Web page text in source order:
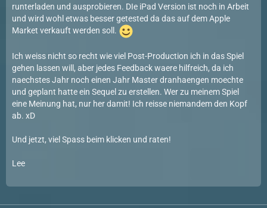
runterladen und ausprobieren. DIe iPad Version ist noch in Arbeit
und wird wohl etwas besser getested da das auf dem Apple
Market verkauft werden soll.
Ich weiss nicht so recht wie viel Post-Production ich in das Spiel
gehen lassen will, aber jedes Feedback waere hilfreich, da ich
naechstes Jahr noch einen Jahr Master dranhaengen moechte
und geplant hatte ein Sequel zu erstellen. Wer zu meinem Spiel
eine Meinung hat, nur her damit! Ich reisse niemandem den Kopf
ab. xD
Und jetzt, viel Spass beim klicken und raten!
Lee